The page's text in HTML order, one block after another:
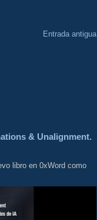
Entrada antigua
& Unalignment.
libro en 0xWord como